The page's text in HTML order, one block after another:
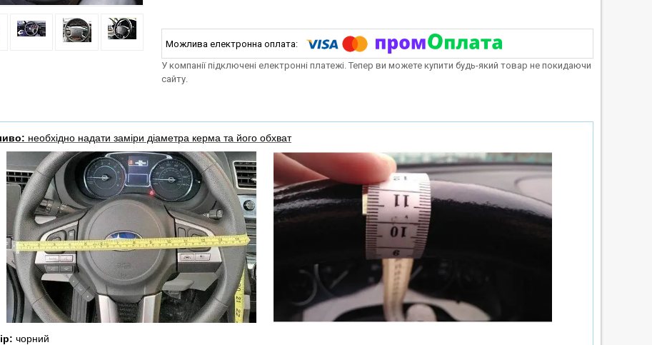
У компанії підключені електронні платежі. Тепер ви можете купити будь-який товар не покидаючи
сайту.
необхідно надати заміри діаметра керма та його обхват
чорний